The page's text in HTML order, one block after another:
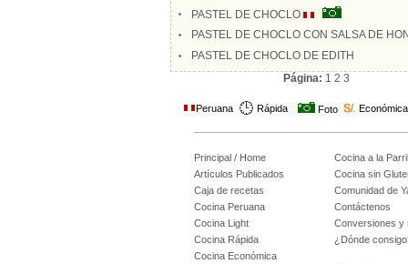
PASTEL DE CHOCLO
PASTEL DE CHOCLO CON SALSA DE
PASTEL DE CHOCLO DE EDITH
Página: 1 2 3
Peruana Rápida Foto Económica
Principal / Home
Cocina a la
Artículos Publicados
Cocina sin
Caja de recetas
Comunidad de
Cocina Peruana
Contáctenos
Cocina Light
Conversiones y
Cocina Rápida
¿Dónde
Cocina Económica